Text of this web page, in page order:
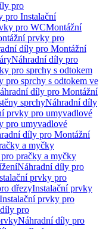
pro
pro Instalační
pro WCMontážní
prvky pro
díly pro Montážní
Náhradní díly pro
pro sprchy s odtokem
sprchy s odtokem ve
díly pro Montážní
sprchyNáhradní díly
prvky pro umyvadlové
pro umyvadlové
díly pro Montážní
a myčky
pračky a myčky
Náhradní díly pro
prvky pro
dřezyInstalační prvky
prvky pro
pro
Náhradní díly pro